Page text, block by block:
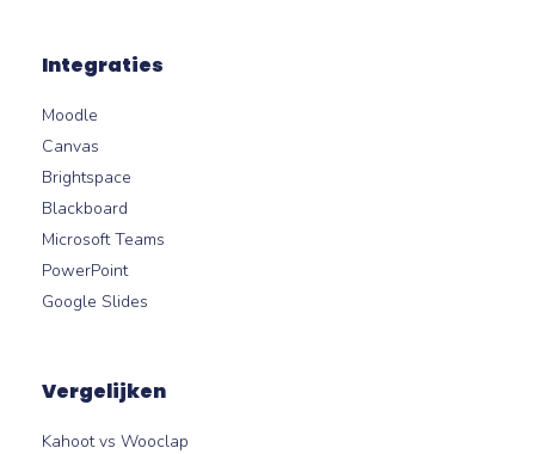
Integraties
Moodle
Canvas
Brightspace
Blackboard
Microsoft Teams
PowerPoint
Google Slides
Vergelijken
Kahoot vs Wooclap